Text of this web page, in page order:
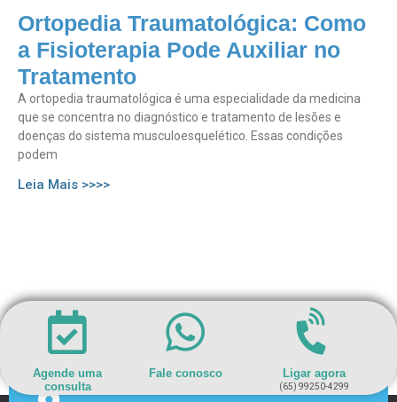
Ortopedia Traumatológica: Como
a Fisioterapia Pode Auxiliar no
Tratamento
A ortopedia traumatológica é uma especialidade da medicina
que se concentra no diagnóstico e tratamento de lesões e
doenças do sistema musculoesquelético. Essas condições
podem
Leia Mais >>>>
Agende uma
consulta
Fale conosco Ligar agora
(65) 99250-4299